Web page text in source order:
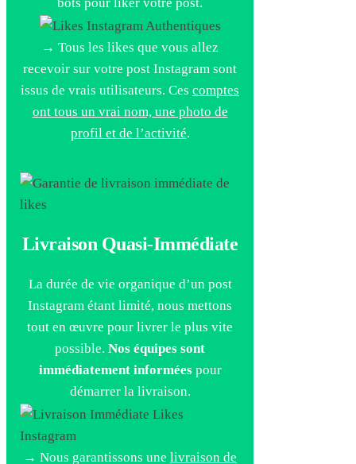
→ Tous les likes que vous allez
recevoir sur votre post Instagram sont
issus de vrais utilisateurs. Cescomptes
ont tous un vrai nom, une photo de
profil et de l’activité.
Livraison Quasi-Immédiate
La durée de vie organique d’un post
Instagram étant limité, nous mettons
tout en œuvre pour livrer le plus vite
possible.Nos équipes sont
immédiatement informéespour
démarrer la livraison.
→ Nous garantissons unelivraison de